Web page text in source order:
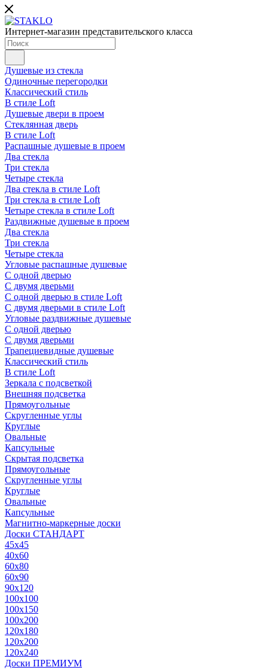
Интернет-магазин представительского класса
Душевые из стекла
Одиночные перегородки
Классический стиль
В стиле Loft
Душевые двери в проем
Стеклянная дверь
В стиле Loft
Распашные душевые в проем
Два стекла
Три стекла
Четыре стекла
Два стекла в стиле Loft
Три стекла в стиле Loft
Четыре стекла в стиле Loft
Раздвижные душевые в проем
Два стекла
Три стекла
Четыре стекла
Угловые распашные душевые
С одной дверью
С двумя дверьми
С одной дверью в стиле Loft
С двумя дверьми в стиле Loft
Угловые раздвижные душевые
С одной дверью
С двумя дверьми
Трапециевидные душевые
Классический стиль
В стиле Loft
Зеркала с подсветкой
Внешняя подсветка
Прямоугольные
Скругленные углы
Круглые
Овальные
Капсульные
Скрытая подсветка
Прямоугольные
Скругленные углы
Круглые
Овальные
Капсульные
Магнитно-маркерные доски
Доски СТАНДАРТ
45x45
40x60
60x80
60x90
90x120
100x100
100x150
100x200
120x180
120x200
120x240
Доски ПРЕМИУМ